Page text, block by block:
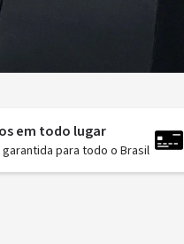
em todo lugar
para todo o Brasil